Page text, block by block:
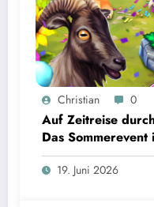
Christian 0
Auf Zeitreise
Das
19. Juni 2026